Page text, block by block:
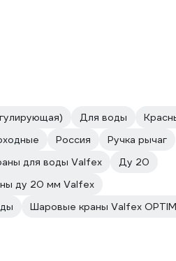
Для воды
Россия
Ручка рычаг
для воды Valfex
Ду 20
ду 20 мм Valfex
Шаровые краны Valfex